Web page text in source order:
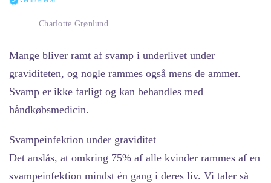
Charlotte Grønlund
Mange bliver ramt af svamp i underlivet under
graviditeten, og nogle rammes også mens de ammer.
Svamp er ikke farligt og kan behandles med
håndkøbsmedicin.
Svampeinfektion under graviditet
Det anslås, at omkring 75% af alle kvinder rammes af en
svampeinfektion mindst én gang i deres liv. Vi taler så